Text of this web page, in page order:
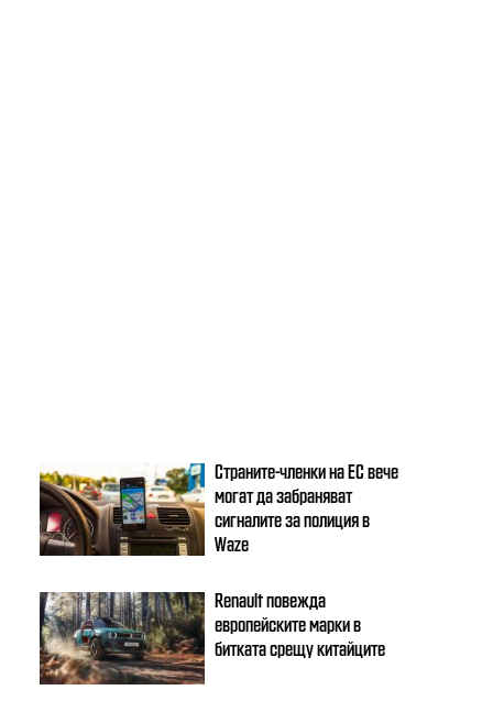
Страните-членки на ЕС вече
могат да забраняват
сигналите за полиция в
Waze
Renault повежда
европейските марки в
битката срещу китайците